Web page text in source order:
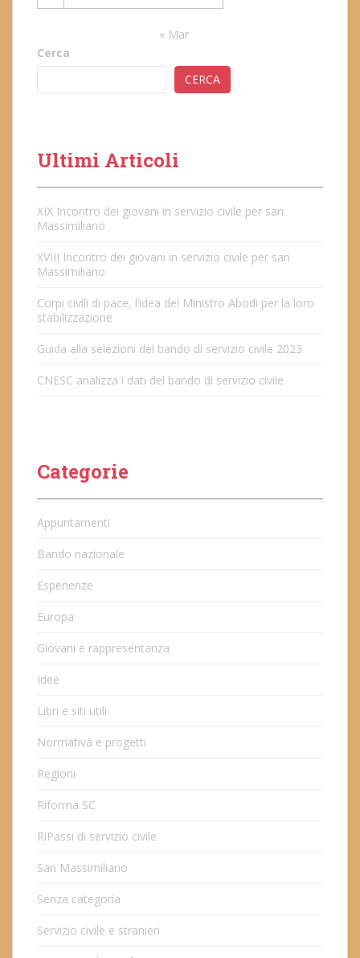
« Mar
Cerca
CERCA
Ultimi Articoli
XIX Incontro dei giovani in servizio civile per san
Massimiliano
XVIII Incontro dei giovani in servizio civile per san
Massimiliano
Corpi civili di pace, l’idea del Ministro Abodi per la loro
stabilizzazione
Guida alla selezioni del bando di servizio civile 2023
CNESC analizza i dati del bando di servizio civile
Categorie
Appuntamenti
Bando nazionale
Esperienze
Europa
Giovani e rappresentanza
Idee
Libri e siti utili
Normativa e progetti
Regioni
Riforma SC
RiPassi di servizio civile
San Massimiliano
Senza categoria
Servizio civile e stranieri